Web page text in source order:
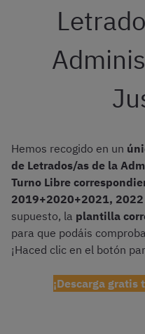
Hemos recogido en un
de Letrados/as de la
Turno Libre
2019+2020+2021,
supuesto, la plantilla
para que podáis
¡Haced clic en el botón
¡Descarga gratis